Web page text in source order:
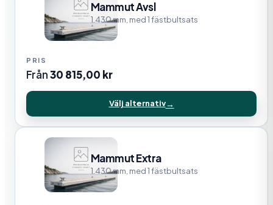
Mammut Avsl
1.430 mm, med 1 fästbultsats
Från30 815,00 kr
Välj alternativ
Mammut Extra
1.430 mm, med 1 fästbultsats